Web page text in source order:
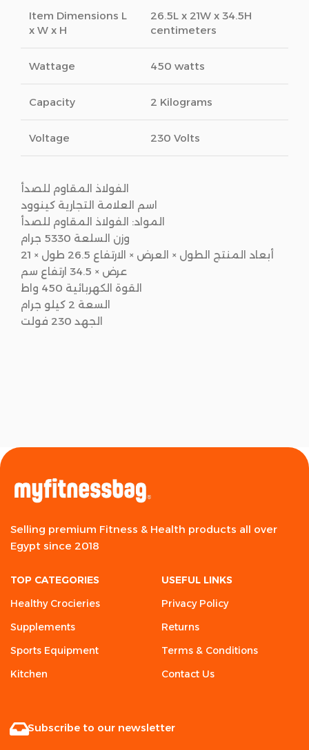
Item Dimensions L
x W x H
26.5L x 21W x 34.5H
centimeters
Wattage 450 watts
Capacity 2 Kilograms
Voltage 230 Volts
الفولاذ المقاوم للصدأ
اسم العلامة التجارية كينوود
المواد: الفولاذ المقاوم للصدأ
وزن السلعة 5330 جرام
أبعاد المنتج الطول × العرض × الارتفاع 26.5 طول × 21
عرض × 34.5 ارتفاع سم
القوة الكهربائية 450 واط
السعة 2 كيلو جرام
الجهد 230 فولت
Selling premium Fitness & Health products all over
Egypt since 2018
TOP CATEGORIES
Healthy Crocieries
Supplements
Sports Equipment
Kitchen
USEFUL LINKS
Privacy Policy
Returns
Terms & Conditions
Contact Us
Subscribe to our newsletter